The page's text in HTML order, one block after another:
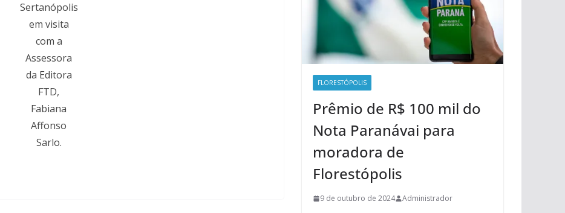
Sertanópolis
em visita
com a
Assessora
da Editora
FTD,
Fabiana
Affonso
Sarlo.
FLORESTÓPOLIS
Prêmio de R$ 100 mil do
Nota Paranávai para
moradora de
Florestópolis
9 de outubro de 2024 Administrador